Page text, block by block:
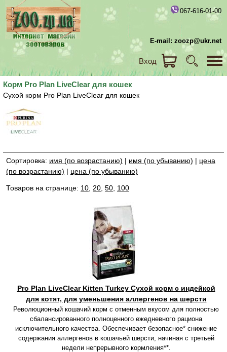
067-616-01-00
E-mail: zoozp@ukr.net
Вход
Корм Pro Plan LiveClear для кошек
Сухой корм Pro Plan LiveClear для кошек
Сортировка: имя (по возрастанию) | имя (по убыванию) | цена
(по возрастанию) | цена (по убыванию)
Товаров на странице: 10 20 50 100
Pro Plan LiveClear Kitten Turkey Сухой корм с индейкой
для котят, для уменьшения аллергенов на шерсти
Революционный кошачий корм с отменным вкусом для полностью
сбалансированного полноценного ежедневного рациона
исключительного качества. Обеспечивает безопасное* снижение
содержания аллергенов в кошачьей шерсти, начиная с третьей
недели непрерывного кормления**.